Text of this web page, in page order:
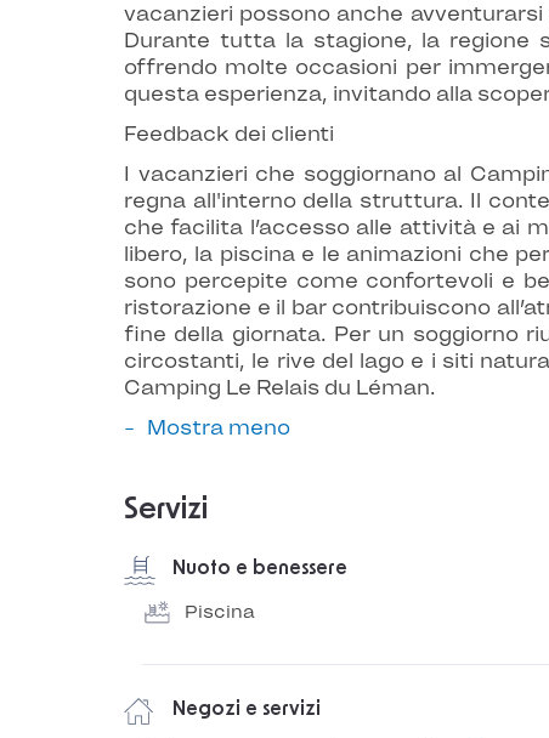
vacanzieri possono anche
Durante tutta la stagione, la regione
offrendo molte occasioni per
questa esperienza, invitando alla
Feedback dei clienti
I vacanzieri che soggiornano al
regna all'interno della struttura. Il
che facilita l’accesso alle attività e ai
libero, la piscina e le animazioni che
sono percepite come confortevoli e
ristorazione e il bar contribuiscono
fine della giornata. Per un soggiorno
circostanti, le rive del lago e i siti
Camping Le Relais du Léman.
Mostra meno
Servizi
Nuoto e benessere
Piscina
Negozi e servizi